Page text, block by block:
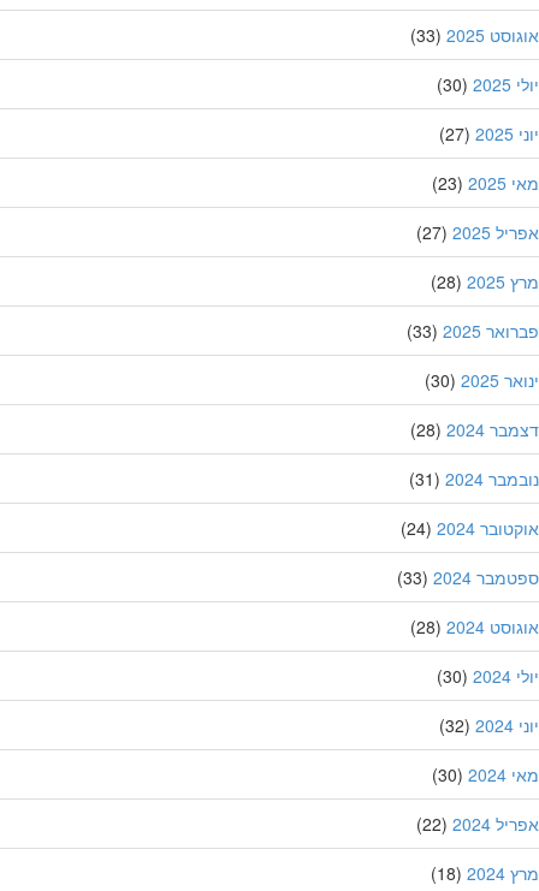
2025
(33)
(30)
(27)
(23)
2025
(27)
(28)
2025
(33)
2025
(30)
2024
(28)
2024
(31)
2024
(24)
2024
(33)
2024
(28)
(30)
(32)
(30)
2024
(22)
(18)